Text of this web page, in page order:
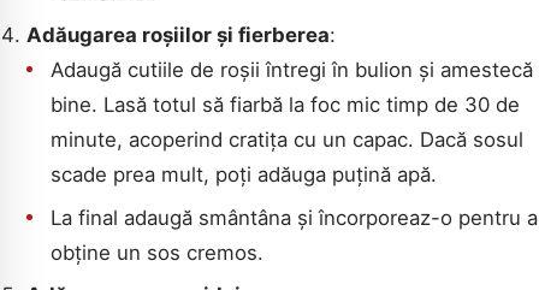
Adăugarea roșiilor și fierberea:
Adaugă cutiile de roșii întregi în bulion și amestecă
bine. Lasă totul să fiarbă la foc mic timp de 30 de
minute, acoperind cratița cu un capac. Dacă sosul
scade prea mult, poți adăuga puțină apă.
La final adaugă smântâna și încorporeaz-o pentru a
obține un sos cremos.